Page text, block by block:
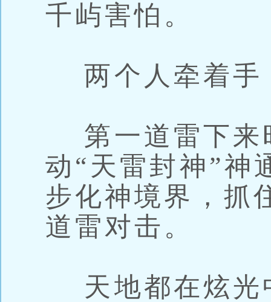
千屿害怕。
两个人牵着手
第一道雷下来
动“天雷封神”神
步化神境界，抓
道雷对击。
天地都在炫光